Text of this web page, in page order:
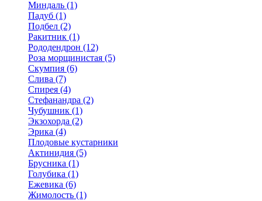
Миндаль (1)
Падуб (1)
Подбел (2)
Ракитник (1)
Рододендрон (12)
Роза морщинистая (5)
Скумпия (6)
Слива (7)
Спирея (4)
Стефанандра (2)
Чубушник (1)
Экзохорда (2)
Эрика (4)
Плодовые кустарники
Актинидия (5)
Брусника (1)
Голубика (1)
Ежевика (6)
Жимолость (1)